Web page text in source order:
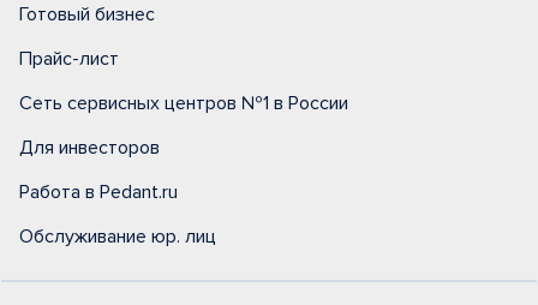
Готовый бизнес
Прайс-лист
Сеть сервисных центров №1 в России
Для инвесторов
Работа в Pedant.ru
Обслуживание юр. лиц